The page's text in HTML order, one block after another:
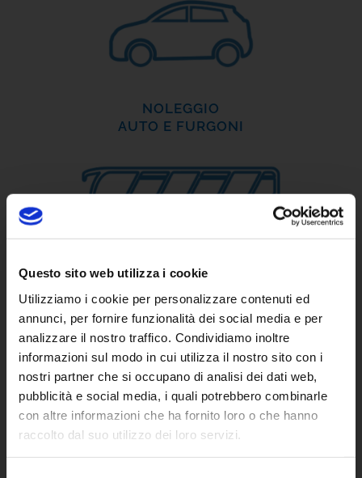
Questo sito web utilizza i cookie
Utilizziamo i cookie per personalizzare contenuti ed
annunci, per fornire funzionalità dei social media e per
analizzare il nostro traffico. Condividiamo inoltre
informazioni sul modo in cui utilizza il nostro sito con i
nostri partner che si occupano di analisi dei dati web,
pubblicità e social media, i quali potrebbero combinarle
con altre informazioni che ha fornito loro o che hanno
raccolto dal suo utilizzo dei loro servizi.
NOLEGGIO
AUTO E FURGONI
NOLEGGIO
AUTOBUS GT